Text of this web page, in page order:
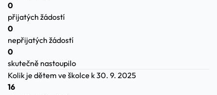
0
přijatých žádostí
0
nepřijatých žádostí
0
skutečně nastoupilo
Kolik je dětem ve školce k 30. 9. 2025
16